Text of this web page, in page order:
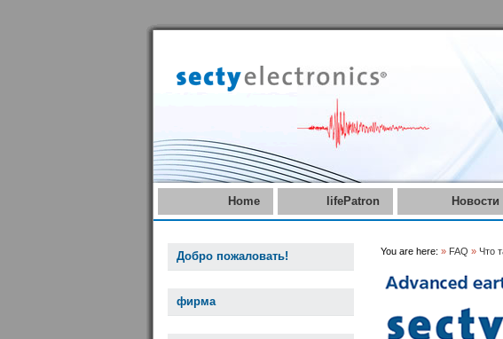
Home lifePatron Новости
Добро пожаловать!
фирма
You are here: » FAQ » Что